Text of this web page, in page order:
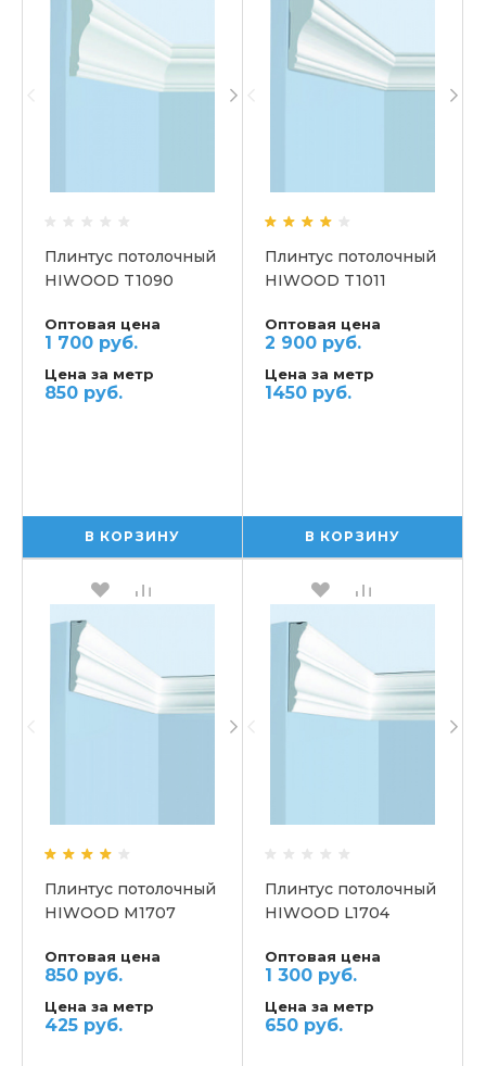
Плинтус потолочный
HIWOOD T1090
Оптовая цена
1 700 руб.
Цена за метр
850 руб.
В КОРЗИНУ
Плинтус потолочный
HIWOOD T1011
Оптовая цена
2 900 руб.
Цена за метр
1450 руб.
В КОРЗИНУ
Плинтус потолочный
HIWOOD M1707
Оптовая цена
850 руб.
Цена за метр
425 руб.
Плинтус потолочный
HIWOOD L1704
Оптовая цена
1 300 руб.
Цена за метр
650 руб.